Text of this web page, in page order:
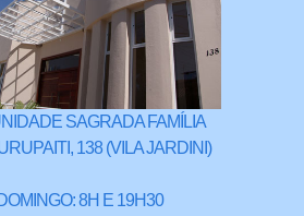
SAGRADA FAMÍLIA
138 (VILA JARDINI)
8H E 19H30